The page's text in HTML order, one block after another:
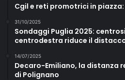
Cgil e reti promotrici in piazza:
31/10/2025
Sondaggi Puglia 2025:
centrodestra riduce il
14/07/2025
Decaro-Emiliano, la distanza
di Polignano